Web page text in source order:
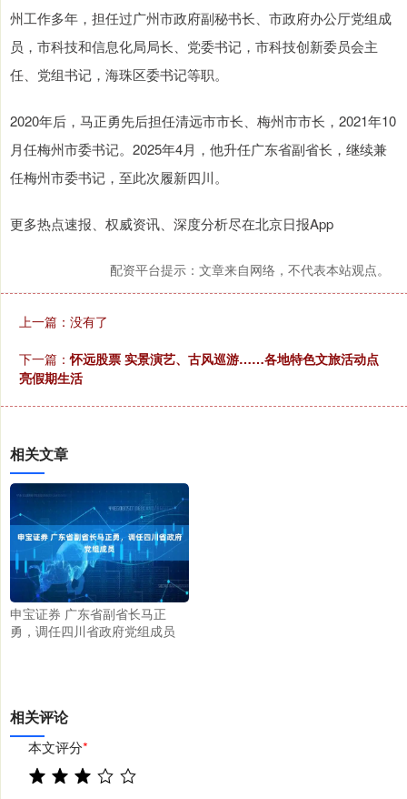
州工作多年，担任过广州市政府副秘书长、市政府办公厅党组成
员，市科技和信息化局局长、党委书记，市科技创新委员会主
任、党组书记，海珠区委书记等职。
2020年后，马正勇先后担任清远市市长、梅州市市长，2021年10
月任梅州市委书记。2025年4月，他升任广东省副省长，继续兼
任梅州市委书记，至此次履新四川。
更多热点速报、权威资讯、深度分析尽在北京日报App
配资平台提示：文章来自网络，不代表本站观点。
上一篇：没有了
下一篇：怀远股票 实景演艺、古风巡游……各地特色文旅活动点
亮假期生活
相关文章
申宝证券 广东省副省长马正
勇，调任四川省政府党组成员
相关评论
本文评分*